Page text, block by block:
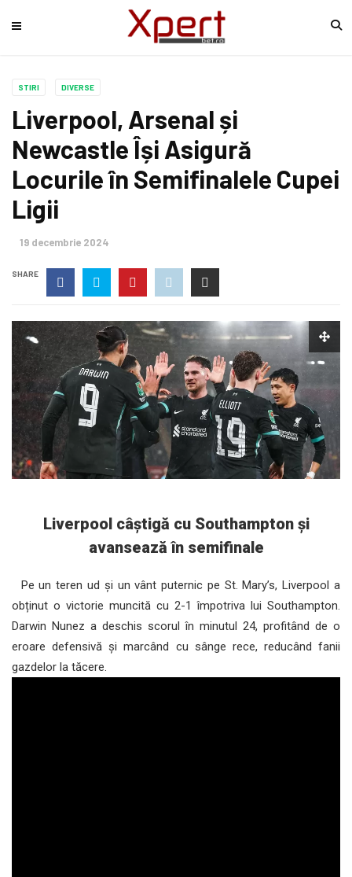
STIRI DIVERSE
Liverpool, Arsenal și
Newcastle Își Asigură
Locurile în Semifinalele Cupei
Ligii
19 decembrie 2024
SHARE
Liverpool câștigă cu Southampton și
avansează în semifinale
Pe un teren ud și un vânt puternic pe St. Mary’s, Liverpool a
obținut o victorie muncită cu 2-1 împotriva lui Southampton.
Darwin Nunez a deschis scorul în minutul 24, profitând de o
eroare defensivă și marcând cu sânge rece, reducând fanii
gazdelor la tăcere.